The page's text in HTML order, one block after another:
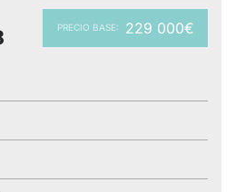
PRECIO BASE: 229 000€